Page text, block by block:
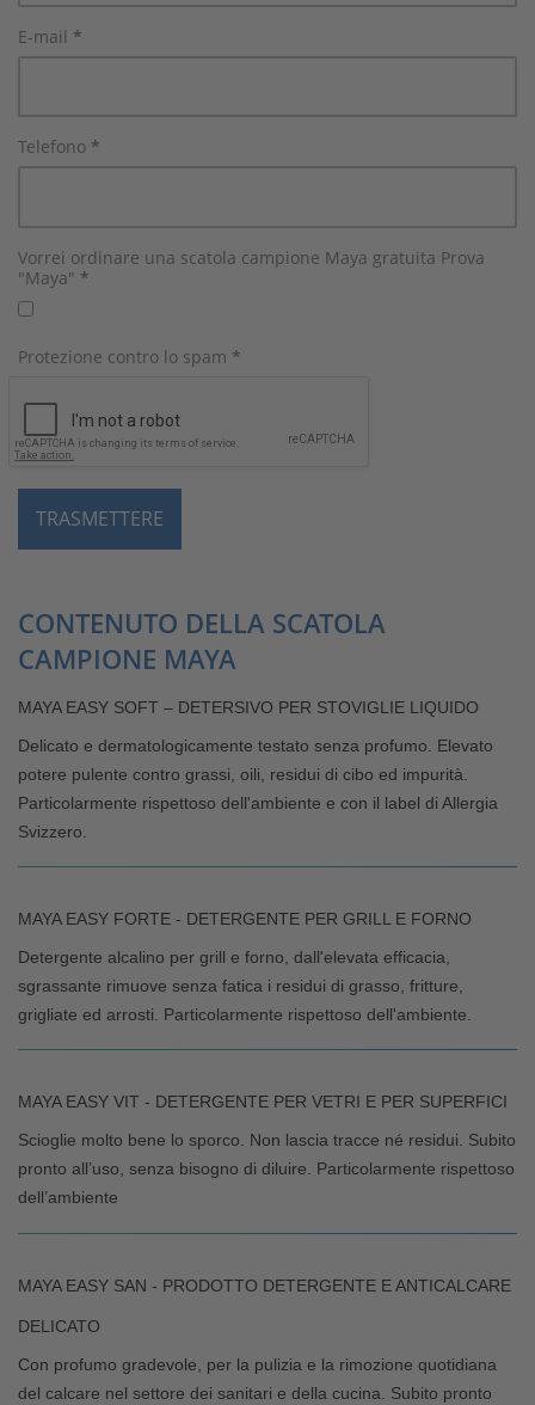
E-mail *
Telefono *
Vorrei ordinare una scatola campione Maya gratuita Prova
"Maya" *
Protezione contro lo spam *
CONTENUTO DELLA SCATOLA
CAMPIONE MAYA
MAYA EASY SOFT – DETERSIVO PER STOVIGLIE LIQUIDO
Delicato e dermatologicamente testato senza profumo. Elevato
potere pulente contro grassi, oili, residui di cibo ed impurità.
Particolarmente rispettoso dell'ambiente e con il label di Allergia
Svizzero.
MAYA EASY FORTE - DETERGENTE PER GRILL E FORNO
Detergente alcalino per grill e forno, dall'elevata efficacia,
sgrassante rimuove senza fatica i residui di grasso, fritture,
grigliate ed arrosti. Particolarmente rispettoso dell'ambiente.
MAYA EASY VIT - DETERGENTE PER VETRI E PER SUPERFICI
Scioglie molto bene lo sporco. Non lascia tracce né residui. Subito
pronto all’uso, senza bisogno di diluire. Particolarmente rispettoso
dell’ambiente
MAYA EASY SAN - PRODOTTO DETERGENTE E ANTICALCARE
DELICATO
Con profumo gradevole, per la pulizia e la rimozione quotidiana
del calcare nel settore dei sanitari e della cucina. Subito pronto